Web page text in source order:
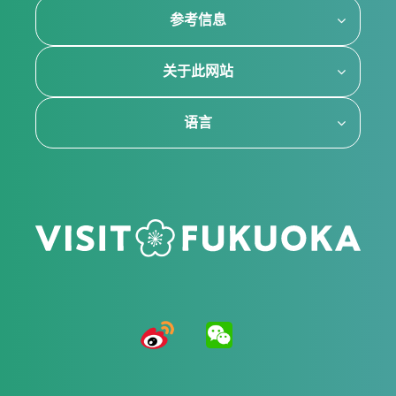
参考信息
关于此网站
语言